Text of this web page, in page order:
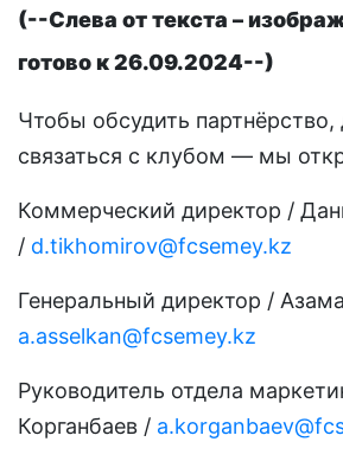
(--Слева от текста –
готово к 26.09.2024--)
Чтобы обсудить партнёрство,
связаться с клубом — мы
Коммерческий директор /
/ d.tikhomirov@fcsemey.kz
Генеральный директор /
a.asselkan@fcsemey.kz
Руководитель отдела
Корганбаев /